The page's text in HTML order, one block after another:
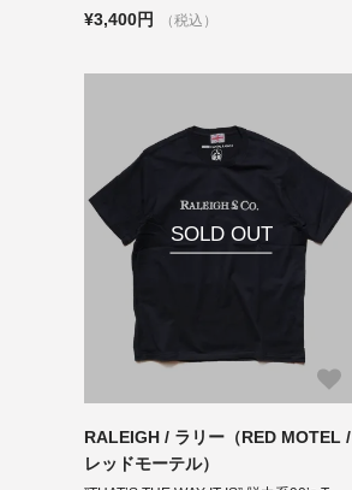
¥3,400円 （税込）
SOLD OUT
RALEIGH / ラリー（RED MOTEL /
レッドモーテル）